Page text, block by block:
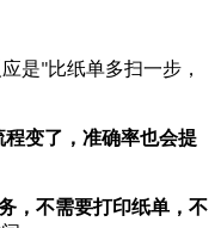
是"比纸单多扫一步，
程变了 ，准确率也会提
， 不需要打印纸单，不